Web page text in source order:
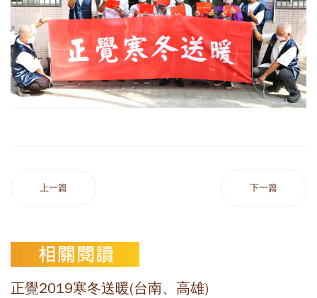
上一篇 下一篇
正覺2019寒冬送暖(台南、高雄)